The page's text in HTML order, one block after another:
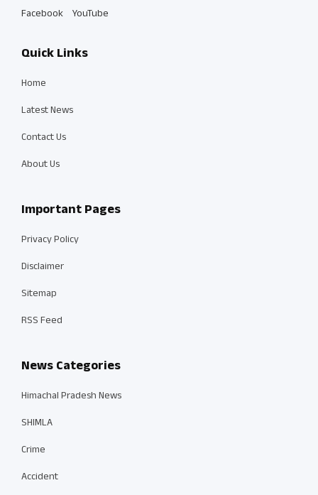
Facebook YouTube
Quick Links
Home
Latest News
Contact Us
About Us
Important Pages
Privacy Policy
Disclaimer
Sitemap
RSS Feed
News Categories
Himachal Pradesh News
SHIMLA
Crime
Accident